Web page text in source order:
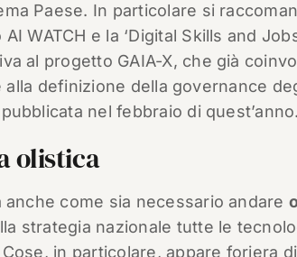
Paese. In particolare si
WATCH e la ‘Digital Skills and
al progetto GAIA-X, che già
definizione della governance
nel febbraio di
olistica
come sia necessario andare
strategia nazionale tutte le
in particolare, appare foriera